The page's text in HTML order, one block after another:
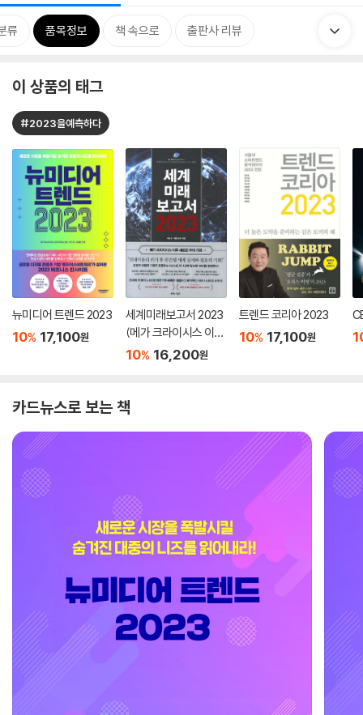
류 품목정보 책 속으로 출판사 리뷰
이 상품의 태그
#2023을예측하다
뉴미디어 트렌드 2023
10% 17,100원
세계미래보고서 2023
(메가 크라이시스 이후
새로운 부의 기회)
10% 16,200원
트렌드 코리아 2023
10% 17,100원
카드뉴스로 보는 책